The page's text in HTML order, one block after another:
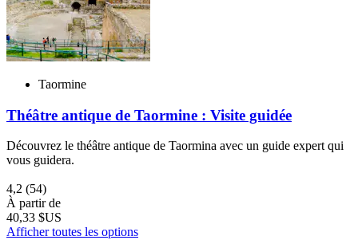
Taormine
Théâtre antique de Taormine : Visite guidée
Découvrez le théâtre antique de Taormina avec un guide expert qui
vous guidera.
4,2 (54)
À partir de
40,33 $US
Afficher toutes les options